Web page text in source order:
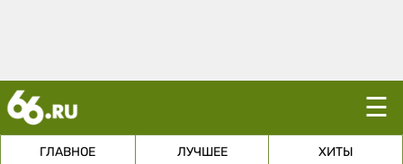
☰
ГЛАВНОЕ ЛУЧШЕЕ ХИТЫ